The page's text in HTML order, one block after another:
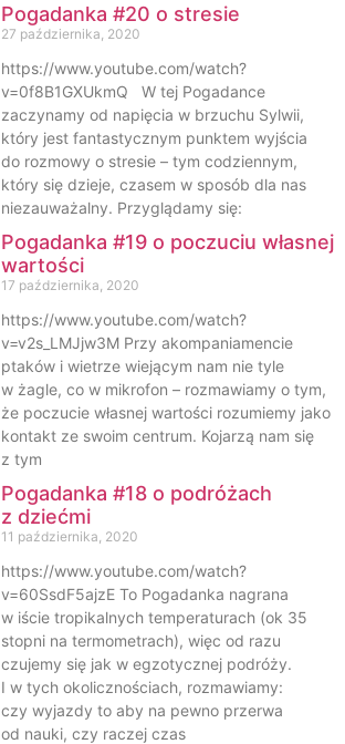
Pogadanka #20 o stresie
27 października, 2020
https://www.youtube.com/watch?
v=0f8B1GXUkmQ W tej Pogadance
zaczynamy od napięcia w brzuchu Sylwii,
który jest fantastycznym punktem wyjścia
do rozmowy o stresie – tym codziennym,
który się dzieje, czasem w sposób dla nas
niezauważalny. Przyglądamy się:
Pogadanka #19 o poczuciu własnej
wartości
17 października, 2020
https://www.youtube.com/watch?
v=v2s_LMJjw3M Przy akompaniamencie
ptaków i wietrze wiejącym nam nie tyle
w żagle, co w mikrofon – rozmawiamy o tym,
że poczucie własnej wartości rozumiemy jako
kontakt ze swoim centrum. Kojarzą nam się
z tym
Pogadanka #18 o podróżach
z dziećmi
11 października, 2020
https://www.youtube.com/watch?
v=60SsdF5ajzE To Pogadanka nagrana
w iście tropikalnych temperaturach (ok 35
stopni na termometrach), więc od razu
czujemy się jak w egzotycznej podróży.
I w tych okolicznościach, rozmawiamy:
czy wyjazdy to aby na pewno przerwa
od nauki, czy raczej czas